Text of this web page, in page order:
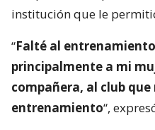
institución que le
“Falté al
principalmente a mi
compañera, al club
entrenamiento“,